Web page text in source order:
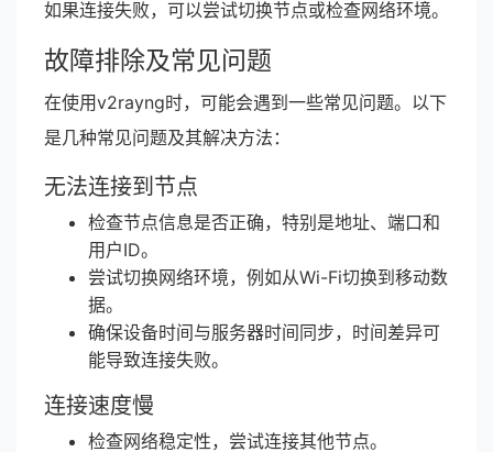
如果连接失败，可以尝试切换节点或检查网络环境。
故障排除及常见问题
在使用v2rayng时，可能会遇到一些常见问题。以下
是几种常见问题及其解决方法：
无法连接到节点
检查节点信息是否正确，特别是地址、端口和
用户ID。
尝试切换网络环境，例如从Wi-Fi切换到移动数
据。
确保设备时间与服务器时间同步，时间差异可
能导致连接失败。
连接速度慢
检查网络稳定性，尝试连接其他节点。